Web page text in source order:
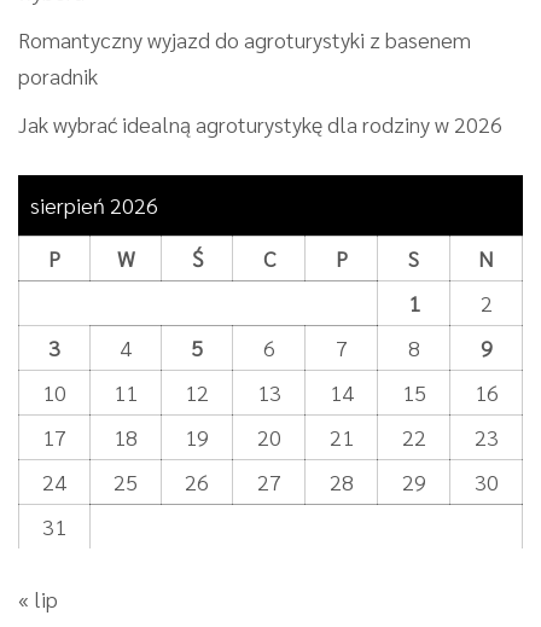
Romantyczny wyjazd do agroturystyki z basenem
poradnik
Jak wybrać idealną agroturystykę dla rodziny w 2026
sierpień 2026
P
W Ś C P S
N
1
2
3
4 5 6 7 8
9
10
11 12 13 14 15
16
17
18 19 20 21 22
23
24
25 26 27 28 29
30
31
« lip